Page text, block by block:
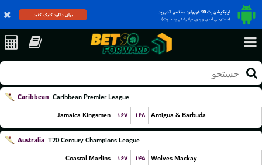
اپلیکیشن بت 90 فوروارد مختص اندروید
(دسترسی آسان و بدون فیلترشکن به سایت)
برای دانلود کلیک کنید
Caribbean Caribbean Premier League
Jamaica Kingsmen
۱۶۷ ۱۶۸ Antigua & Barbuda
Australia T20 Century Champions League
Coastal Marlins
۱۶۷ ۱۴۵ Wolves Mackay